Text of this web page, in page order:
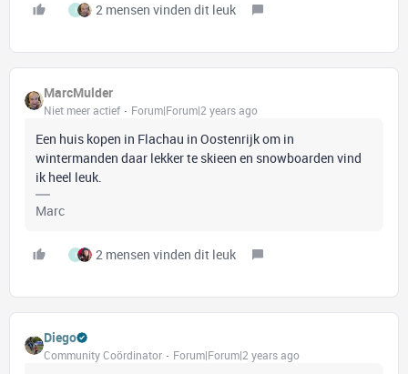
I 2 mensen vinden dit leuk
MarcMulder
Niet meer actief Forum|Forum|2 years ago
Een huis kopen in Flachau in Oostenrijk om in
wintermanden daar lekker te skieen en snowboarden vind
ik heel leuk.
Marc
I 2 mensen vinden dit leuk
Diego
Community Coördinator Forum|Forum|2 years ago